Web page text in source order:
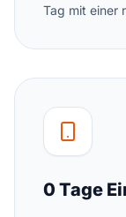
Tag mit einer
0 Tage